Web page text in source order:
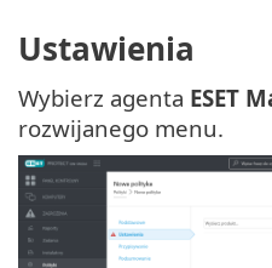
Ustawienia
Wybierz agenta ESET
rozwijanego menu.